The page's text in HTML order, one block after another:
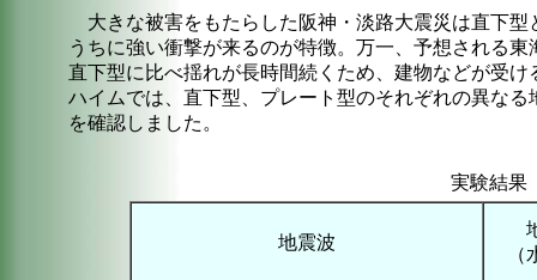
大きな被害をもたらした阪神・淡路大震災は直下
うちに強い衝撃が来るのが特徴。万一、予想される
直下型に比べ揺れが長時間続くため、建物などが受
ハイムでは、直下型、プレート型のそれぞれの異な
を確認しました。
実験結果
地震波